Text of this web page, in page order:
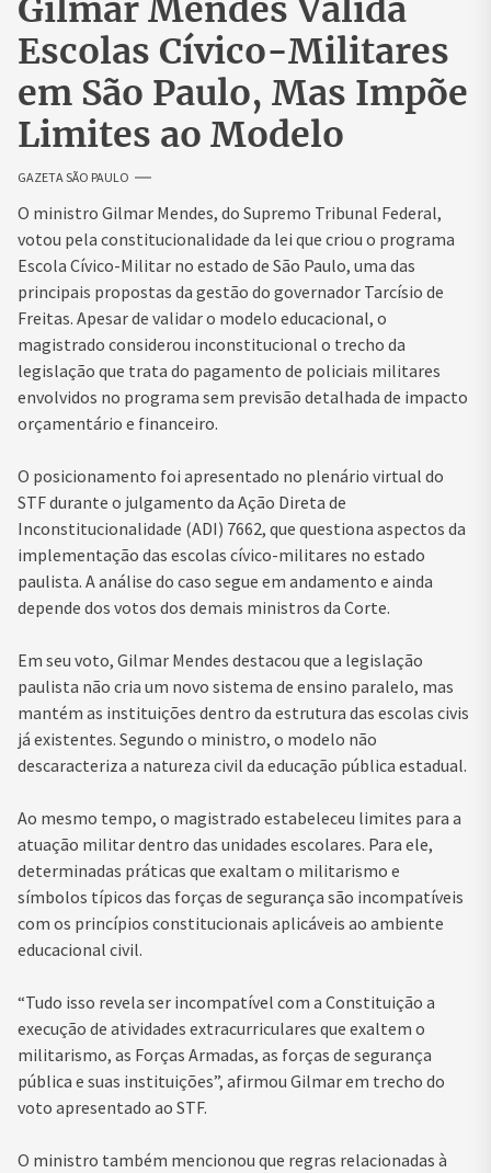
Gilmar Mendes Valida
Escolas Cívico-Militares
em São Paulo, Mas Impõe
Limites ao Modelo
GAZETA SÃO PAULO
O ministro Gilmar Mendes, do Supremo Tribunal Federal,
votou pela constitucionalidade da lei que criou o programa
Escola Cívico-Militar no estado de São Paulo, uma das
principais propostas da gestão do governador Tarcísio de
Freitas. Apesar de validar o modelo educacional, o
magistrado considerou inconstitucional o trecho da
legislação que trata do pagamento de policiais militares
envolvidos no programa sem previsão detalhada de impacto
orçamentário e financeiro.
O posicionamento foi apresentado no plenário virtual do
STF durante o julgamento da Ação Direta de
Inconstitucionalidade (ADI) 7662, que questiona aspectos da
implementação das escolas cívico-militares no estado
paulista. A análise do caso segue em andamento e ainda
depende dos votos dos demais ministros da Corte.
Em seu voto, Gilmar Mendes destacou que a legislação
paulista não cria um novo sistema de ensino paralelo, mas
mantém as instituições dentro da estrutura das escolas civis
já existentes. Segundo o ministro, o modelo não
descaracteriza a natureza civil da educação pública estadual.
Ao mesmo tempo, o magistrado estabeleceu limites para a
atuação militar dentro das unidades escolares. Para ele,
determinadas práticas que exaltam o militarismo e
símbolos típicos das forças de segurança são incompatíveis
com os princípios constitucionais aplicáveis ao ambiente
educacional civil.
“Tudo isso revela ser incompatível com a Constituição a
execução de atividades extracurriculares que exaltem o
militarismo, as Forças Armadas, as forças de segurança
pública e suas instituições”, afirmou Gilmar em trecho do
voto apresentado ao STF.
O ministro também mencionou que regras relacionadas à